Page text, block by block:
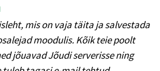
mis on vaja täita ja salvestada
moodulis. Kõik teie poolt
jõuavad Jõudi serverisse ning